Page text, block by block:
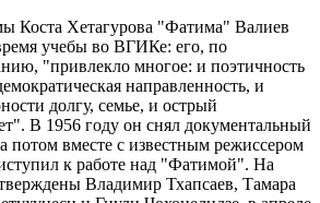
Коста Хетагурова "Фатима" Валиев
учебы во ВГИКе: его, по
"привлекло многое: и поэтичность
направленность, и
долгу, семье, и острый
В 1956 году он снял документальный
потом вместе с известным режиссером
к работе над "Фатимой". На
Владимир Тхапсаев, Тамара